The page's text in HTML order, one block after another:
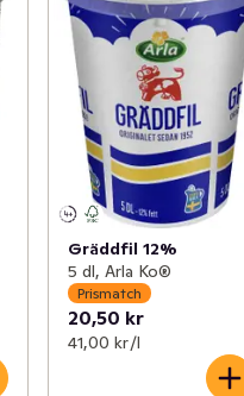
Gräddfil 12%
5 dl, Arla Ko®
Prismatch
20,50 kr
41,00 kr /l